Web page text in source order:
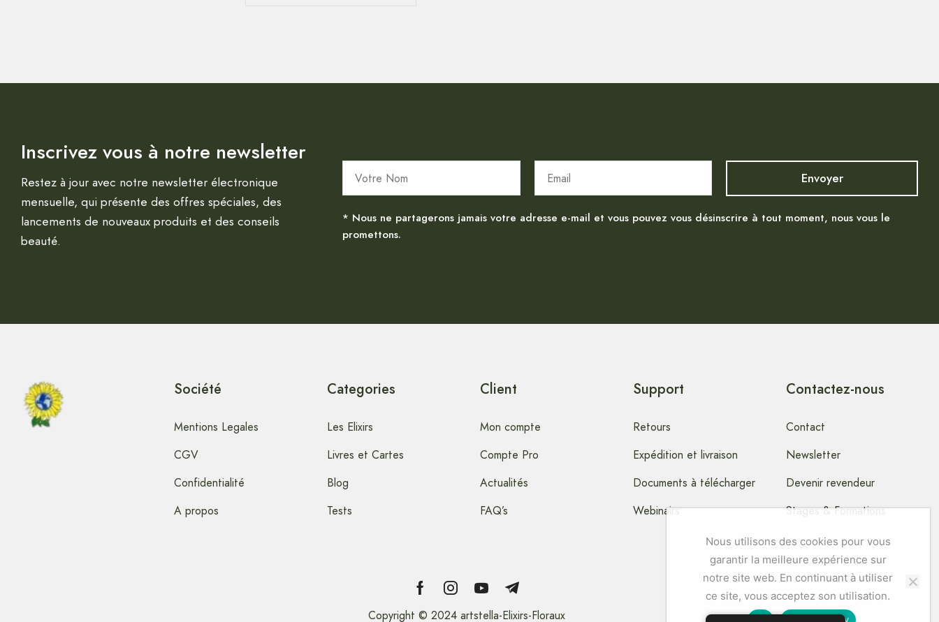
Inscrivez vous à notre newsletter
Restez à jour avec notre newsletter électronique
mensuelle, qui présente des offres spéciales, des
lancements de nouveaux produits et des conseils
beauté.
* Nous ne partagerons jamais votre adresse e-mail et vous pouvez vous désinscrire à tout moment, nous vous le
promettons.
Société
Mentions Legales
CGV
Confidentialité
A propos
Categories
Les Elixirs
Livres et Cartes
Blog
Tests
Client
Mon compte
Compte Pro
Actualités
FAQ’s
Support
Retours
Expédition et livraison
Documents à télécharger
Webinairs
Contactez-nous
Contact
Newsletter
Devenir revendeur
Stages & Formations
Copyright © 2024 artstella-Elixirs-Floraux
Nous utilisons des cookies pour vous
garantir la meilleure expérience sur
notre site web. En continuant à utiliser
ce site, vous acceptez son utilisation.
Privacy policy